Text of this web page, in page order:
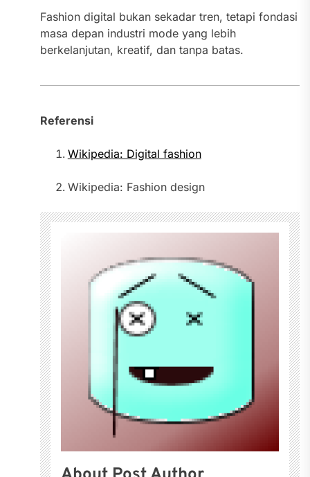
Fashion digital bukan sekadar tren, tetapi fondasi
masa depan industri mode yang lebih
berkelanjutan, kreatif, dan tanpa batas.
Referensi
Wikipedia: Digital fashion
Wikipedia: Fashion design